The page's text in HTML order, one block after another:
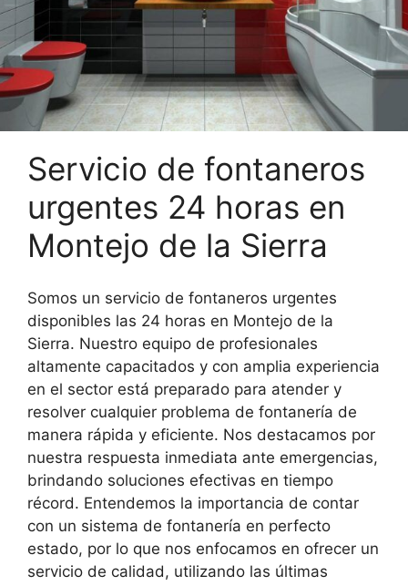
Servicio de fontaneros
urgentes 24 horas en
Montejo de la Sierra
Somos un servicio de fontaneros urgentes
disponibles las 24 horas en Montejo de la
Sierra. Nuestro equipo de profesionales
altamente capacitados y con amplia experiencia
en el sector está preparado para atender y
resolver cualquier problema de fontanería de
manera rápida y eficiente. Nos destacamos por
nuestra respuesta inmediata ante emergencias,
brindando soluciones efectivas en tiempo
récord. Entendemos la importancia de contar
con un sistema de fontanería en perfecto
estado, por lo que nos enfocamos en ofrecer un
servicio de calidad, utilizando las últimas